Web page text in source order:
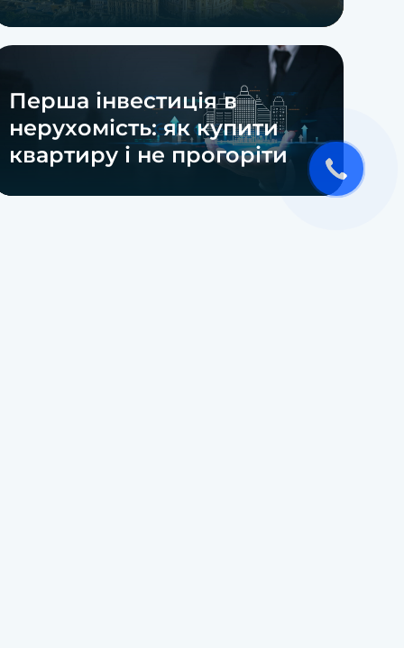
Перша інвестиція в
нерухомість: як купити
квартиру і не прогоріти